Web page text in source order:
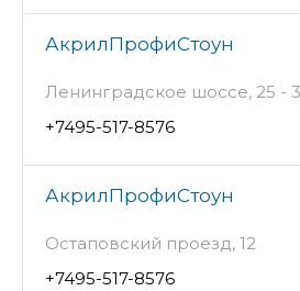
АкрилПрофиСтоун
Ленинградское шоссе, 25 -
+7495-517-8576
АкрилПрофиСтоун
Остаповский проезд, 12
+7495-517-8576